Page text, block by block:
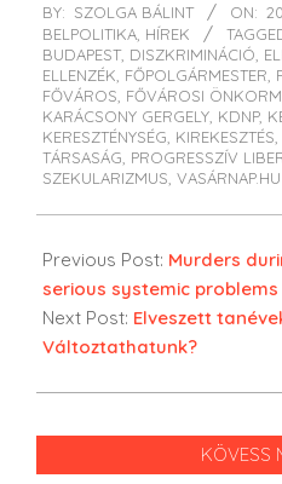
06-
09
BY: SZOLGA BÁLINT ON:
BELPOLITIKA HÍREK
BUDAPEST, DISZKRIMINÁCIÓ
ELLENZÉK FŐPOLGÁRMESTER
FŐVÁROS FŐVÁROSI
KARÁCSONY GERGELY KDNP,
KERESZTÉNYSÉG KIREKESZTÉS
TÁRSASÁG PROGRESSZÍV
SZEKULARIZMUS VASÁRNAP.HU
Previous Post: Murders
serious systemic problems
Next Post: Elveszett
Változtathatunk?
KÖVESS